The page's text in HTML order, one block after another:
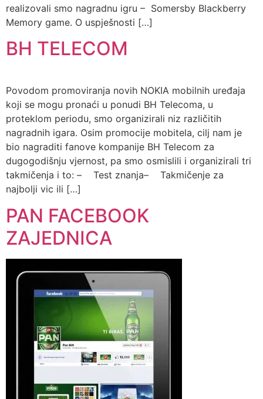
realizovali smo nagradnu igru – Somersby Blackberry
Memory game. O uspješnosti […]
BH TELECOM
Povodom promoviranja novih NOKIA mobilnih uređaja
koji se mogu pronaći u ponudi BH Telecoma, u
proteklom periodu, smo organizirali niz različitih
nagradnih igara. Osim promocije mobitela, cilj nam je
bio nagraditi fanove kompanije BH Telecom za
dugogodišnju vjernost, pa smo osmislili i organizirali tri
takmičenja i to: – Test znanja– Takmičenje za
najbolji vic ili […]
PAN FACEBOOK
ZAJEDNICA